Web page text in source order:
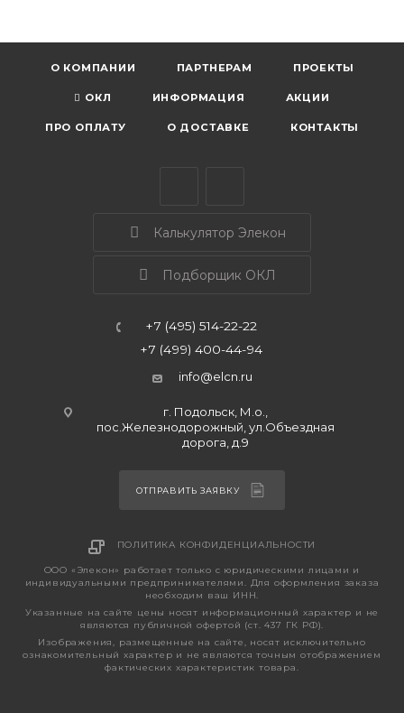
О КОМПАНИИ ПАРТНЕРАМ ПРОЕКТЫ
ОКЛ ИНФОРМАЦИЯ АКЦИИ
ПРО ОПЛАТУ О ДОСТАВКЕ КОНТАКТЫ
Калькулятор Элекон
Подборщик ОКЛ
+7 (495) 514-22-22
+7 (499) 400-44-94
info@elcn.ru
г. Подольск, М.о.,
пос.Железнодорожный, ул.Объездная
дорога, д.9
ОТПРАВИТЬ ЗАЯВКУ
ПОЛИТИКА КОНФИДЕНЦИАЛЬНОСТИ
ООО «Элекон» работает только с юридическими лицами и
индивидуальными предпринимателями. Для оформления заказа
необходим ваш ИНН.
Указанные на сайте цены носят информационный характер и не
являются публичной офертой (ст. 437 ГК РФ).
Изображения, размещенные на сайте, носят исключительно
ознакомительный характер и не являются точным отображением
фактических характеристик товара.